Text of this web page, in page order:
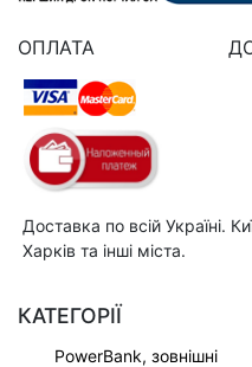
ОПЛАТА
Доставка по всій Україні.
Харків та інші міста.
КАТЕГОРІЇ
PowerBank, зовнішні